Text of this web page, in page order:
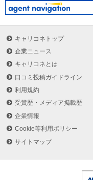
キャリコネトップ
企業ニュース
キャリコネとは
口コミ投稿ガイドライン
利用規約
受賞歴・メディア掲載歴
企業情報
Cookie等利用ポリシー
サイトマップ